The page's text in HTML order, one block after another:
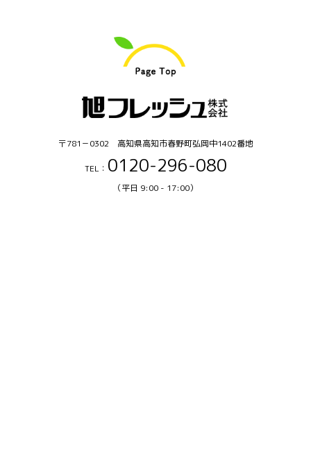
〒781－0302 高知県高知市春野町弘岡中1402番地
TEL： 0120-296-080
（平日 9:00 - 17:00）